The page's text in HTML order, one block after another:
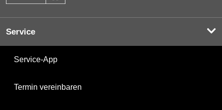
Service
Service-App
Termin vereinbaren